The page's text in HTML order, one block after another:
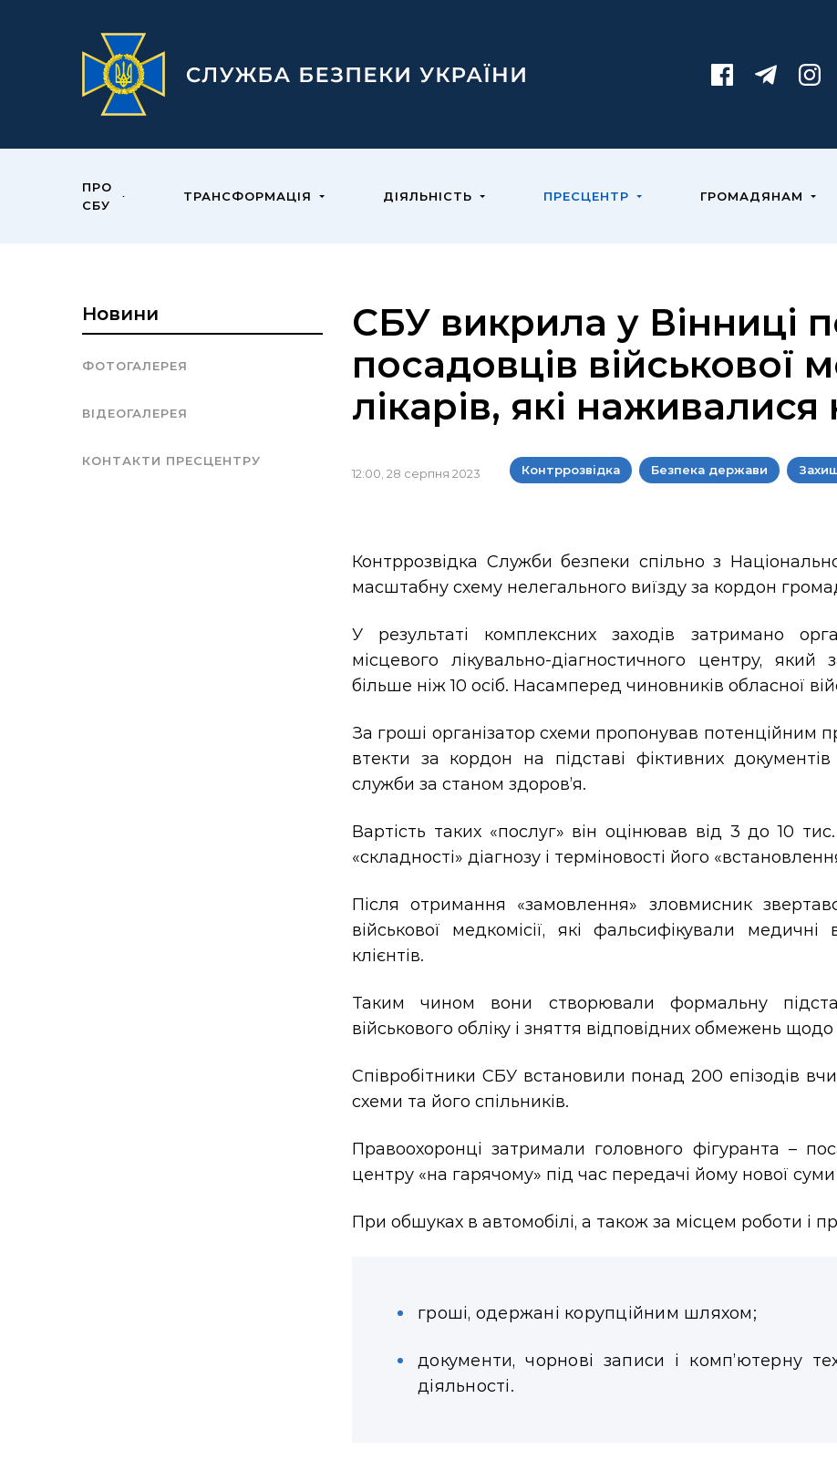
ПРО
СБУ
ТРАНСФОРМАЦІЯ ДІЯЛЬНІСТЬ ПРЕСЦЕНТР ГРОМАДЯНАМ
Новини
ФОТОГАЛЕРЕЯ
ВІДЕОГАЛЕРЕЯ
КОНТАКТИ ПРЕСЦЕНТРУ
СБУ викрила у Вінниці
посадовців військової
лікарів, які
12:00, 28 серпня 2023 Контррозвідка Безпека держави
Контррозвідка Служби безпеки спільно з
масштабну схему нелегального виїзду за кордон
У результаті комплексних заходів затримано
місцевого лікувально-діагностичного центру, який
більше ніж 10 осіб. Насамперед чиновників обласної
За гроші організатор схеми пропонував потенційним
втекти за кордон на підставі фіктивних
служби за станом здоров’я.
Вартість таких «послуг» він оцінював від 3 до 10
«складності» діагнозу і терміновості його
Після отримання «замовлення» зловмисник
військової медкомісії, які фальсифікували
клієнтів.
Таким чином вони створювали формальну
військового обліку і зняття відповідних обмежень
Співробітники СБУ встановили понад 200 епізодів
схеми та його спільників.
Правоохоронці затримали головного фігуранта –
центру «на гарячому» під час передачі йому нової
При обшуках в автомобілі, а також за місцем роботи і
гроші, одержані корупційним шляхом;
документи, чорнові записи і комп’ютерну
діяльності.